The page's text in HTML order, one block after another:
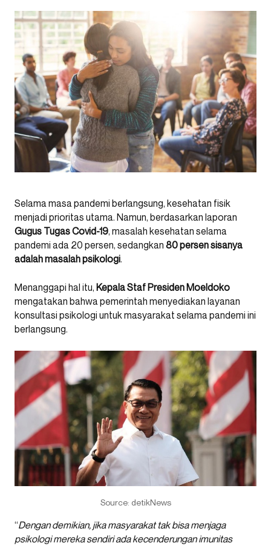
Selama masa pandemi berlangsung, kesehatan fisik
menjadi prioritas utama. Namun, berdasarkan laporan
Gugus Tugas Covid-19, masalah kesehatan selama
pandemi ada 20 persen, sedangkan 80 persen sisanya
adalah masalah psikologi.
Menanggapi hal itu, Kepala Staf Presiden Moeldoko
mengatakan bahwa pemerintah menyediakan layanan
konsultasi psikologi untuk masyarakat selama pandemi ini
berlangsung.
Source: detikNews
“Dengan demikian, jika masyarakat tak bisa menjaga
psikologi mereka sendiri ada kecenderungan imunitas